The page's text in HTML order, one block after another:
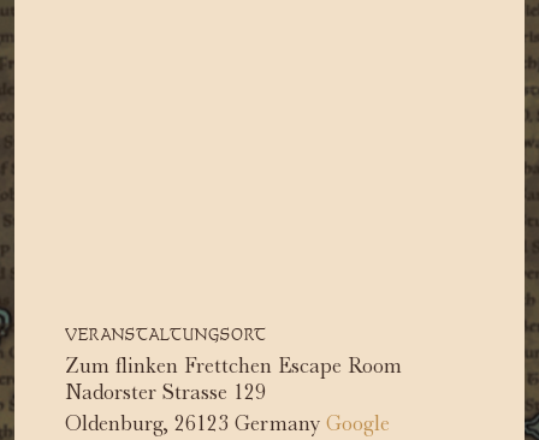
VERANSTALTUNGSORT
Zum flinken Frettchen Escape Room
Nadorster Strasse 129
Oldenburg, 26123 Germany Google